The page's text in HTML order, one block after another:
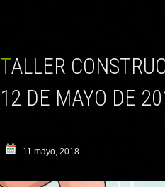
TALLER CONSTRUCCION DE HOTSPOT-DV * MAÑANA
12 DE MAYO DE
11 mayo, 2018